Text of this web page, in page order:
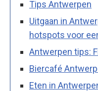
Tips Antwerpen
Uitgaan in
hotspots voor
Antwerpen tips:
Biercafé
Eten in